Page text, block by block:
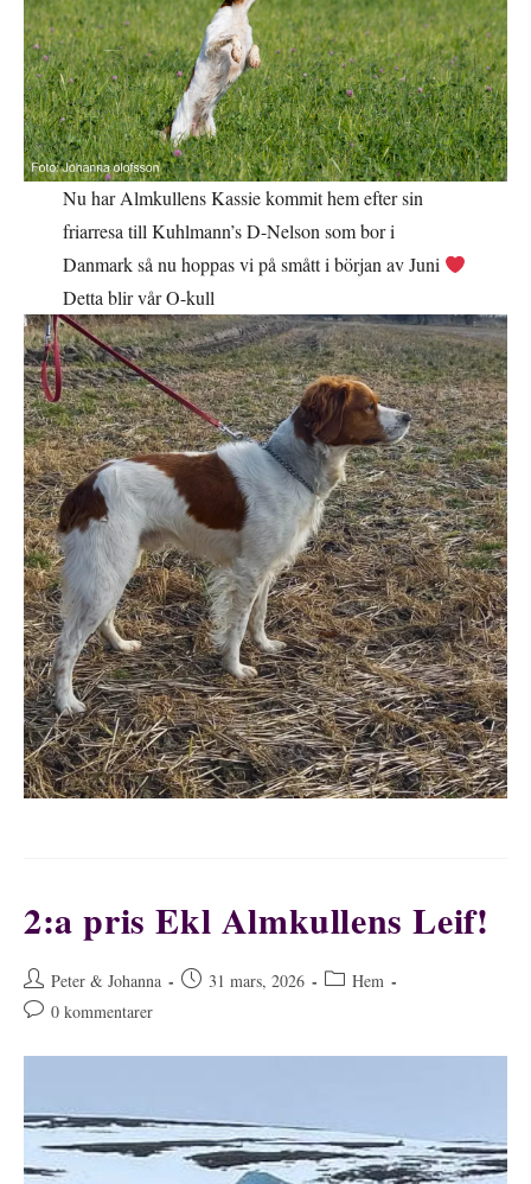
Nu har Almkullens Kassie kommit hem efter sin
friarresa till Kuhlmann’s D-Nelson som bor i
Danmark så nu hoppas vi på smått i början av Juni
Detta blir vår O-kull
2:a pris Ekl Almkullens Leif!
Inläggsförfattare:
Peter & Johanna
Inlägget31 mars, 2026 Inläggskategori:
Hem
Kommentarer
inlägget:
0 kommentarer